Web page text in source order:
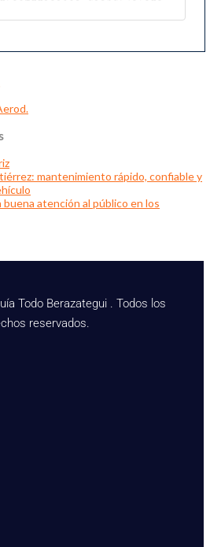
mantenimiento rápido, confiable y
buena atención al público en los
Todo Berazategui . Todos los
reservados.